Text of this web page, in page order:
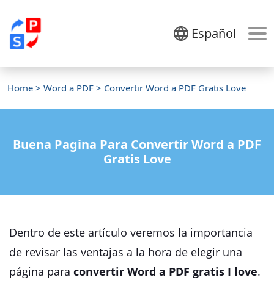
Español
Home > Word a PDF > Convertir Word a PDF Gratis Love
Buena Pagina Para Convertir Word a PDF
Gratis Love
Dentro de este artículo veremos la importancia
de revisar las ventajas a la hora de elegir una
página para convertir Word a PDF gratis I love.